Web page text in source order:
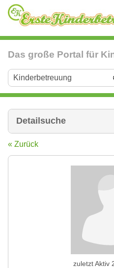
Das große Portal für
Detailsuche
« Zurück
zuletzt Aktiv